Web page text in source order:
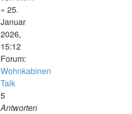
» 25.
Januar
2026,
15:12
Forum:
Wohnkabinen
Talk
5
Antworten